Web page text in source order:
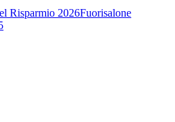
Risparmio 2026Fuorisalone